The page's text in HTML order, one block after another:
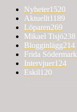
Nyheter1520
Aktuellt1189
Löparen269
Mikael Tisjö238
Blogginlägg214
Frida Södermark
Intervjuer124
Eskil120